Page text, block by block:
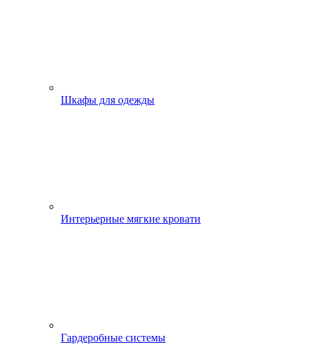
Шкафы для одежды
Интерьерные мягкие кровати
Гардеробные системы